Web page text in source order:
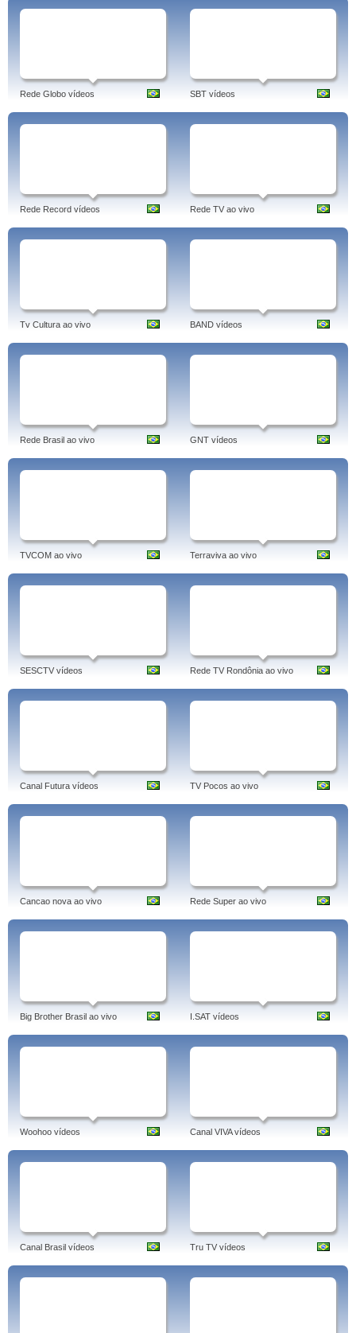
Rede Globo vídeos SBT vídeos
Rede Record vídeos Rede TV ao vivo
Tv Cultura ao vivo BAND vídeos
Rede Brasil ao vivo GNT vídeos
TVCOM ao vivo Terraviva ao vivo
SESCTV vídeos Rede TV Rondônia ao vivo
Canal Futura vídeos TV Pocos ao vivo
Cancao nova ao vivo Rede Super ao vivo
Big Brother Brasil ao vivo I.SAT vídeos
Woohoo vídeos Canal VIVA vídeos
Canal Brasil vídeos Tru TV vídeos